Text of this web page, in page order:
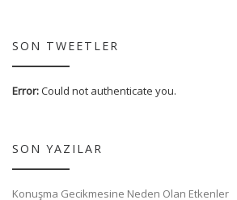
SON TWEETLER
Error:Could not authenticate you.
SON YAZILAR
Konuşma Gecikmesine Neden Olan Etkenler